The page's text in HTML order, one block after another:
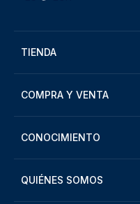
TIENDA
COMPRA Y VENTA
CONOCIMIENTO
QUIÉNES SOMOS